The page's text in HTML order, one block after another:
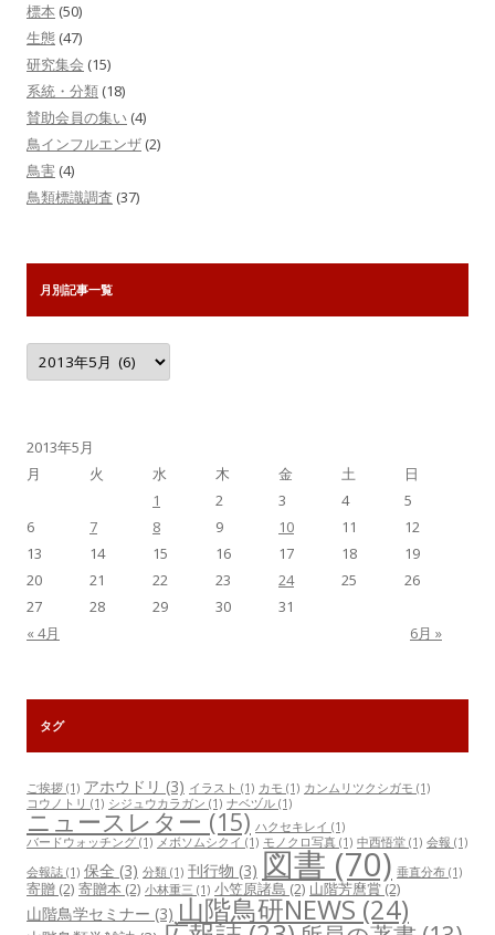
標本 (50)
生態 (47)
研究集会 (15)
系統・分類 (18)
賛助会員の集い (4)
鳥インフルエンザ (2)
鳥害 (4)
鳥類標識調査 (37)
月別記事一覧
月
別
記
2013年5月
月
火 水 木 金 土
日
1
2 3 4
5
6
7 8 9 10 11
12
13
14 15 16 17 18
19
20
21 22 23 24 25
26
27
28 29 30
31
« 4月
6月 »
タグ
ご挨拶 (1) アホウドリ (3) イラスト (1) カモ (1) カンムリツクシガモ (1)
コウノトリ (1) シジュウカラガン (1) ナベヅル (1)
ニュースレター (15) ハクセキレイ (1)
バードウォッチング (1) メボソムシクイ (1) モノクロ写真 (1) 中西悟堂 (1) 会報 (1)
会報誌 (1) 保全 (3) 分類 (1) 刊行物 (3) 図書 (70) 垂直分布 (1)
寄贈 (2) 寄贈本 (2) 小林重三 (1) 小笠原諸島 (2) 山階芳麿賞(2)
山階鳥学セミナー (3) 山階鳥研NEWS (24)